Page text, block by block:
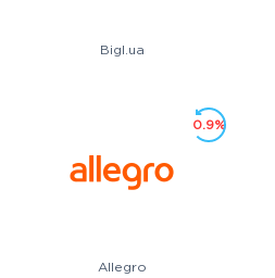
Bigl.ua
Allegro
0.9%